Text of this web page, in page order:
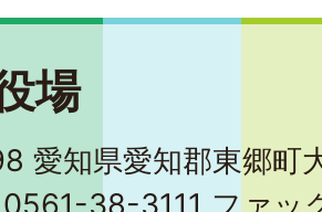
場
愛知県愛知郡東郷町
0561-38-3111 ファ